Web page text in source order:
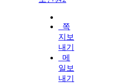
쪽
지보
내기
메
일보
내기